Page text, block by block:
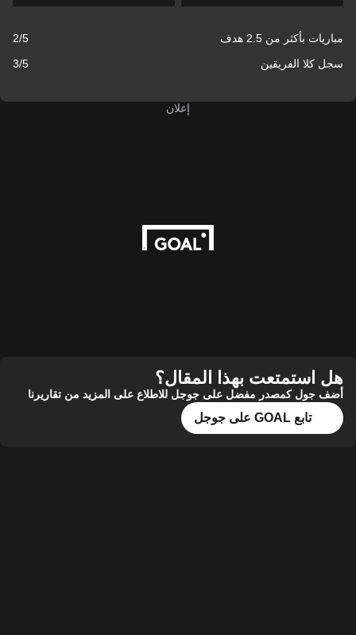
مباريات بأكثر من 2.5 هدف
2/5
سجل كلا الفريقين
3/5
إعلان
هل استمتعت بهذا المقال؟
أضف جول كمصدر مفضل على جوجل للاطلاع على المزيد من تقاريرنا
تابع GOAL على جوجل